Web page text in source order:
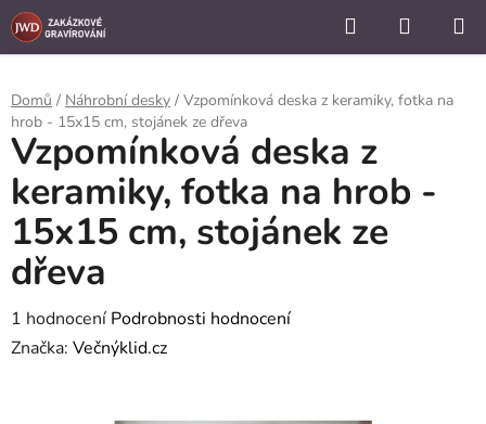
```
Přejít
na
Hledat
KOŠÍK
Domů / Náhrobní desky / Vzpomínková deska z keramiky, fotka na
hrob - 15x15 cm, stojánek ze dřeva
Vzpomínková deska z
keramiky, fotka na hrob -
15x15 cm, stojánek ze
dřeva
Průměrné
hodnocení
1 hodnocení Podrobnosti hodnocení
Značka: Večnýklid.cz